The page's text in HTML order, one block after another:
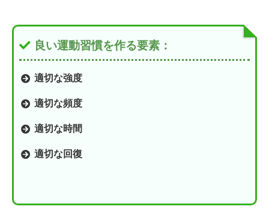
良い運動習慣を作る要素：
適切な強度
適切な頻度
適切な時間
適切な回復